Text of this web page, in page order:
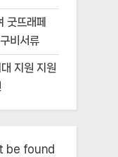
굿뜨래페
비서류
지원 지원
be found